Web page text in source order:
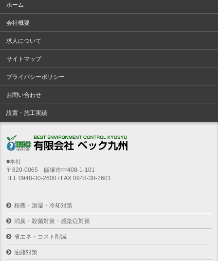
ホーム
会社概要
求人について
サイトマップ
プライバシーポリシー
お問い合わせ
設置・施工実績
■本社
〒820-0065 飯塚市中408-1-101
TEL 0948-30-2600 / FAX 0948-30-2601
粉塵・加湿・冷却対策
消臭・殺菌対策・感染症対策
省エネ・コスト削減
油脂対策